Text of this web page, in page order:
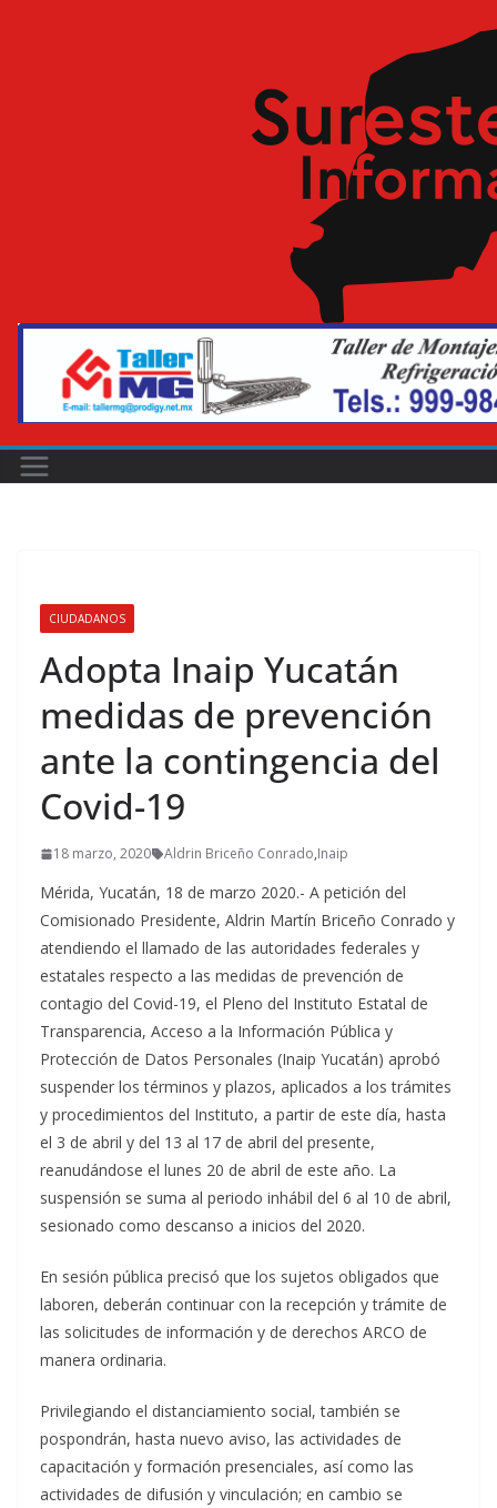
CIUDADANOS
Adopta Inaip Yucatán
medidas de prevención
ante la contingencia del
Covid-19
18 marzo, 2020 Aldrin Briceño Conrado,Inaip
Mérida, Yucatán, 18 de marzo 2020.- A petición del
Comisionado Presidente, Aldrin Martín Briceño Conrado y
atendiendo el llamado de las autoridades federales y
estatales respecto a las medidas de prevención de
contagio del Covid-19, el Pleno del Instituto Estatal de
Transparencia, Acceso a la Información Pública y
Protección de Datos Personales (Inaip Yucatán) aprobó
suspender los términos y plazos, aplicados a los trámites
y procedimientos del Instituto, a partir de este día, hasta
el 3 de abril y del 13 al 17 de abril del presente,
reanudándose el lunes 20 de abril de este año. La
suspensión se suma al periodo inhábil del 6 al 10 de abril,
sesionado como descanso a inicios del 2020.
En sesión pública precisó que los sujetos obligados que
laboren, deberán continuar con la recepción y trámite de
las solicitudes de información y de derechos ARCO de
manera ordinaria.
Privilegiando el distanciamiento social, también se
pospondrán, hasta nuevo aviso, las actividades de
capacitación y formación presenciales, así como las
actividades de difusión y vinculación; en cambio se